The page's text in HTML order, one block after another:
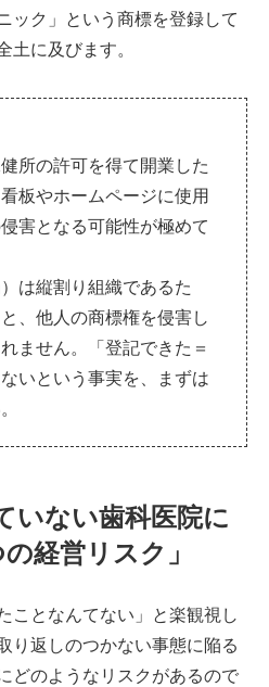
ック」という商標を登録して
土に及びます。
所の許可を得て開業した
板やホームページに使用
害となる可能性が極めて
は縦割り組織であるた
、他人の商標権を侵害し
ません。「登記できた＝
いという事実を、まずは
いない歯科医院に
経営リスク」
ことなんてない」と楽観視し
り返しのつかない事態に陥る
どのようなリスクがあるので